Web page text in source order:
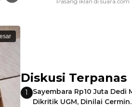
Diskusi Terpanas
1
Sayembara Rp10 Juta Dedi
Dikritik UGM, Dinilai Cermin